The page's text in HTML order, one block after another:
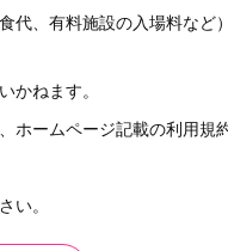
代、有料施設の入場料など
かねます。
ームページ記載の利用規
い。